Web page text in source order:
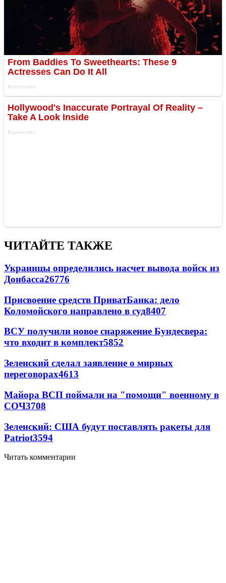
ЧИТАЙТЕ ТАКЖЕ
Украинцы определились насчет вывода войск из
Донбасса26776
Присвоение средств ПриватБанка: дело
Коломойского направлено в суд8407
ВСУ получили новое снаряжение Бундесвера:
что входит в комплект5852
Зеленский сделал заявление о мирных
переговорах4613
Майора ВСП поймали на "помощи" военному в
СОЧ3708
Зеленский: США будут поставлять ракеты для
Patriot3594
Читать комментарии